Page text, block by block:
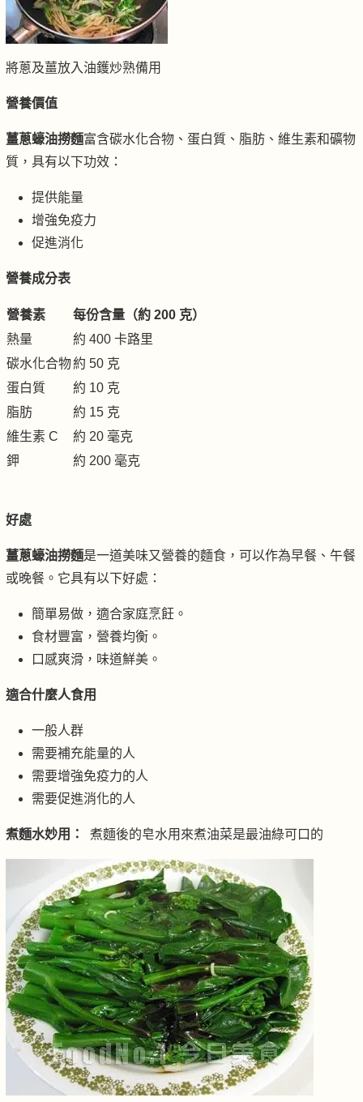
將蔥及薑放入油鑊炒熟備用
營養價值
薑蔥蠔油撈麵富含碳水化合物、蛋白質、脂肪、維生素和礦物
質，具有以下功效：
提供能量
增強免疫力
促進消化
營養成分表
營養素
每份含量（約 200 克）
熱量
約 400 卡路里
碳水化合物約 50 克
蛋白質
約 10 克
脂肪
約 15 克
維生素 C
約 20 毫克
鉀
約 200 毫克
好處
薑蔥蠔油撈麵是一道美味又營養的麵食，可以作為早餐、午餐
或晚餐。它具有以下好處：
簡單易做，適合家庭烹飪。
食材豐富，營養均衡。
口感爽滑，味道鮮美。
適合什麼人食用
一般人群
需要補充能量的人
需要增強免疫力的人
需要促進消化的人
煮麵水妙用： 煮麵後的皂水用來煮油菜是最油綠可口的